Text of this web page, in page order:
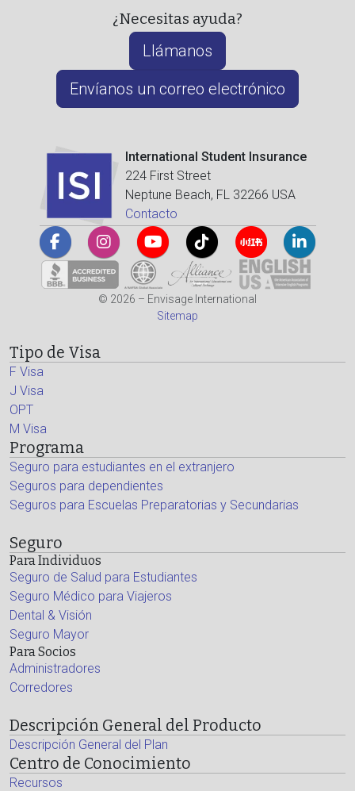
¿Necesitas ayuda?
Llámanos
Envíanos un correo electrónico
International Student Insurance
224 First Street
Neptune Beach, FL 32266 USA
Contacto
© 2026 – Envisage International
Sitemap
Tipo de Visa
F Visa
J Visa
OPT
M Visa
Programa
Seguro para estudiantes en el extranjero
Seguros para dependientes
Seguros para Escuelas Preparatorias y Secundarias
Seguro
Para Individuos
Seguro de Salud para Estudiantes
Seguro Médico para Viajeros
Dental & Visión
Seguro Mayor
Para Socios
Administradores
Corredores
Descripción General del Producto
Descripción General del Plan
Centro de Conocimiento
Recursos